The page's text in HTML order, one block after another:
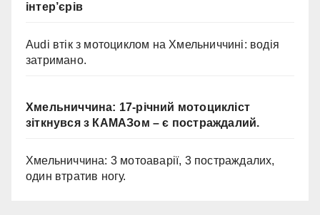
інтер’єрів
Audi втік з мотоциклом на Хмельниччині: водія
затримано.
Хмельниччина: 17-річний мотоцикліст
зіткнувся з КАМАЗом – є постраждалий.
Хмельниччина: 3 мотоаварії, 3 постраждалих,
один втратив ногу.